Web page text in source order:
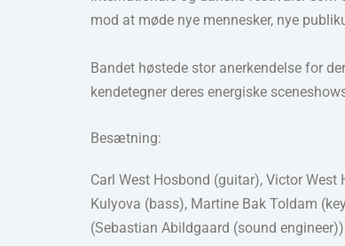
mod at møde nye mennesker, nye
Bandet høstede stor anerkendelse for
kendetegner deres energiske
Besætning:
Carl West Hosbond (guitar), Victor
Kulyova (bass), Martine Bak Toldam
(Sebastian Abildgaard (sound engineer))